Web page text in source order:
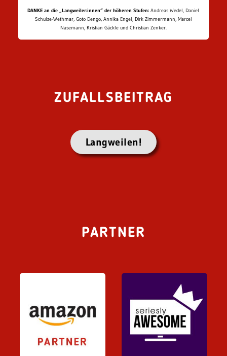
DANKE an die „Langweiler:innen“ der höheren Stufen: Andreas Wedel, Daniel
Schulze-Wethmar, Goto Dengo, Annika Engel, Dirk Zimmermann, Marcel
Nasemann, Kristian Gäckle und Christian Zenker.
ZUFALLSBEITRAG
Langweilen!
PARTNER